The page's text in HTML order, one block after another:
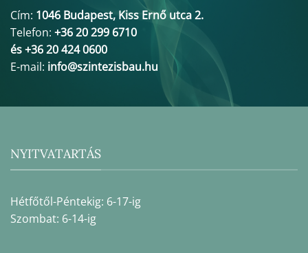
Cím: 1046 Budapest, Kiss Ernő utca 2.
Telefon: +36 20 299 6710
és +36 20 424 0600
E-mail: info@szintezisbau.hu
NYITVATARTÁS
Hétfőtől-Péntekig: 6-17-ig
Szombat: 6-14-ig